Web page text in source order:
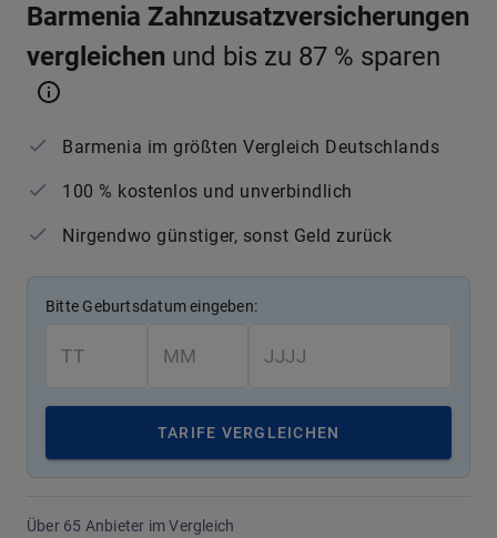
Barmenia Zahnzusatzversicherungen
vergleichen und bis zu 87 % sparen
Barmenia im größten Vergleich Deutschlands
100 % kostenlos und unverbindlich
Nirgendwo günstiger, sonst Geld zurück
Bitte Geburtsdatum eingeben:
TARIFE VERGLEICHEN
Über 65 Anbieter im Vergleich